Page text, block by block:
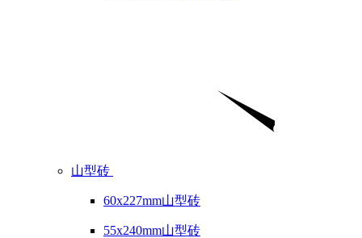
山型砖
60x227mm山型砖
55x240mm山型砖